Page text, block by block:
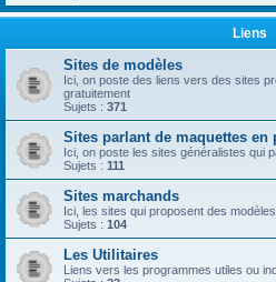
Liens
Sites de modèles
Ici, on poste des liens vers des sites
gratuitement
Sujets : 371
Sites parlant de maquettes en
Ici, on poste les sites généralistes qui
Sujets : 111
Sites marchands
Ici, les sites qui proposent des
Sujets : 104
Les Utilitaires
Liens vers les programmes utiles ou